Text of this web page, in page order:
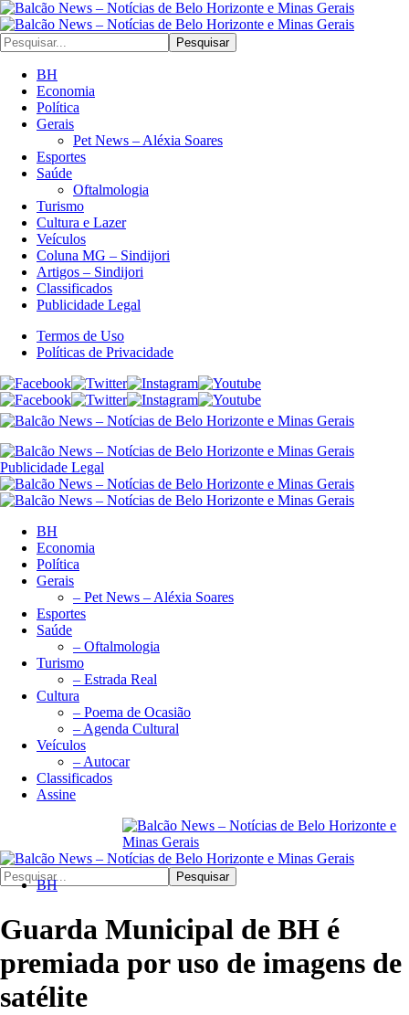
Pesquisar
BH
Economia
Política
Gerais
Pet News – Aléxia Soares
Esportes
Saúde
Oftalmologia
Turismo
Cultura e Lazer
Veículos
Coluna MG – Sindijori
Artigos – Sindijori
Classificados
Publicidade Legal
Termos de Uso
Políticas de Privacidade
Publicidade Legal
BH
Economia
Política
Gerais
– Pet News – Aléxia Soares
Esportes
Saúde
– Oftalmologia
Turismo
– Estrada Real
Cultura
– Poema de Ocasião
– Agenda Cultural
Veículos
– Autocar
Classificados
Assine
Pesquisar
BH
Guarda Municipal de BH é
premiada por uso de imagens de
satélite